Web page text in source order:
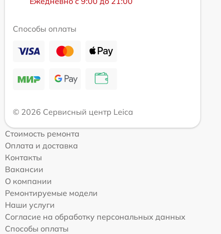
Способы оплаты
© 2026 Сервисный центр Leica
Стоимость ремонта
Оплата и доставка
Контакты
Вакансии
О компании
Ремонтируемые модели
Наши услуги
Согласие на обработку персональных данных
Способы оплаты